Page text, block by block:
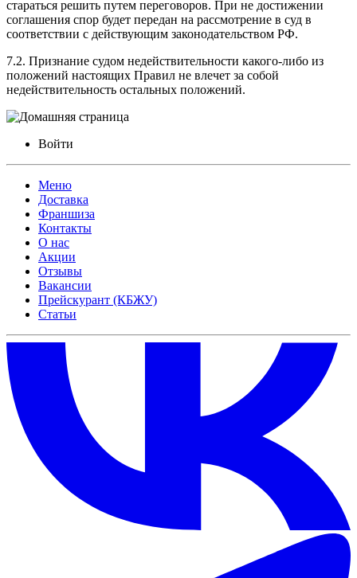
стараться решить путем переговоров. При не достижении
соглашения спор будет передан на рассмотрение в суд в
соответствии с действующим законодательством РФ.
7.2. Признание судом недействительности какого-либо из
положений настоящих Правил не влечет за собой
недействительность остальных положений.
Войти
Меню
Доставка
Франшиза
Контакты
О нас
Акции
Отзывы
Вакансии
Прейскурант (КБЖУ)
Статьи